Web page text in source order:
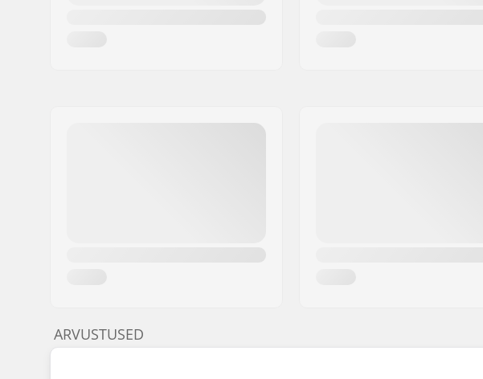
ARVUSTUSED